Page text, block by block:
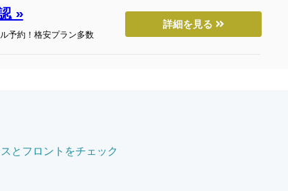
»
予約！格安プラン多数
詳細を見る
とフロントをチェック